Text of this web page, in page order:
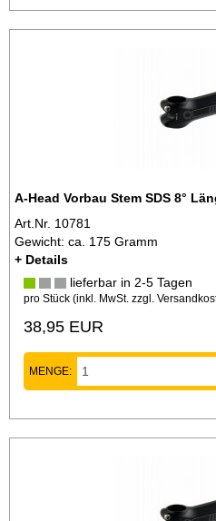
A-Head Vorbau Stem SDS 8°
Art.Nr. 10781
Gewicht: ca. 175 Gramm
+ Details
lieferbar in 2-5 Tagen
pro Stück (inkl. MwSt. zzgl.
38,95 EUR
MENGE: